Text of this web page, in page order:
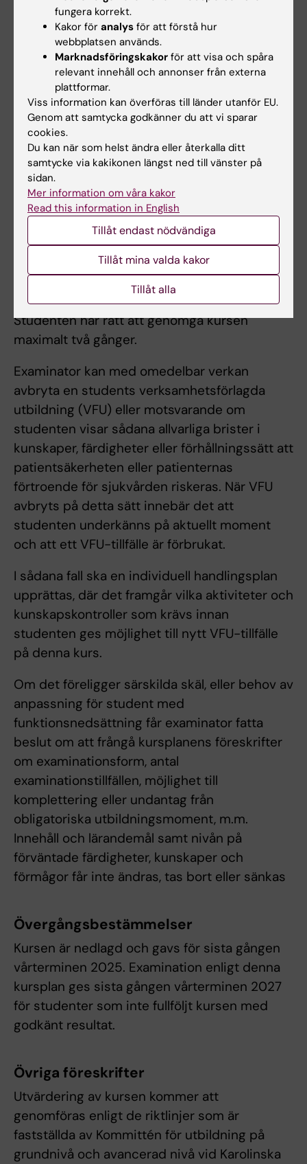
studenten vid kursstart. Den kliniska
examinationen sker utifrån remiss och
metodbok då studenten genomför
undersökning på patient. Studenten ska
muntligt redogöra för undersökningsmetod
avseende teknik, projektioner, terminologi och
anatomiska strukturer i bildmaterialet. För att
bli godkänd på kursen, krävs även att samtliga
ingående seminarier och studieuppgifter är
godkända
Den verksamhetsförlagda utbildningen är
obligatorisk och utgör 32 timmar per 1,5
högskolepoäng. Ersättning av frånvaro
planeras i samråd med utsedd adjungerad
Studenten har rätt att genomgå kursen
maximalt två gånger.
Examinator kan med omedelbar verkan
avbryta en students verksamhetsförlagda
utbildning (VFU) eller motsvarande om
studenten visar sådana allvarliga brister i
kunskaper, färdigheter eller förhållningssätt att
patientsäkerheten eller patienternas
förtroende för sjukvården riskeras. När VFU
avbryts på detta sätt innebär det att
studenten underkänns på aktuellt moment
och att ett VFU-tillfälle är förbrukat.
I sådana fall ska en individuell handlingsplan
upprättas, där det framgår vilka aktiviteter och
kunskapskontroller som krävs innan
studenten ges möjlighet till nytt VFU-tillfälle
på denna kurs.
Om det föreligger särskilda skäl, eller behov av
anpassning för student med
funktionsnedsättning får examinator fatta
beslut om att frångå kursplanens föreskrifter
om examinationsform, antal
examinationstillfällen, möjlighet till
komplettering eller undantag från
obligatoriska utbildningsmoment, m.m.
Innehåll och lärandemål samt nivån på
förväntade färdigheter, kunskaper och
förmågor får inte ändras, tas bort eller sänkas
Övergångsbestämmelser
Kursen är nedlagd och gavs för sista gången
vårterminen 2025. Examination enligt denna
kursplan ges sista gången vårterminen 2027
för studenter som inte fullföljt kursen med
godkänt resultat.
Övriga föreskrifter
Utvärdering av kursen kommer att
genomföras enligt de riktlinjer som är
fastställda av Kommittén för utbildning på
grundnivå och avancerad nivå vid Karolinska
fungera korrekt.
Kakor för analys för att förstå hur
webbplatsen används.
Marknadsföringskakor för att visa och spåra
relevant innehåll och annonser från externa
plattformar.
Viss information kan överföras till länder utanför EU.
Genom att samtycka godkänner du att vi sparar
cookies.
Du kan när som helst ändra eller återkalla ditt
samtycke via kakikonen längst ned till vänster på
sidan.
Mer information om våra kakor
Read this information in English
Tillåt endast nödvändiga
Tillåt mina valda kakor
Tillåt alla